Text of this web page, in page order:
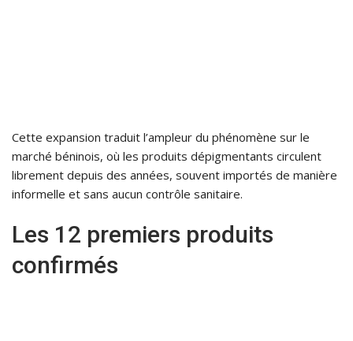
Cette expansion traduit l’ampleur du phénomène sur le
marché béninois, où les produits dépigmentants circulent
librement depuis des années, souvent importés de manière
informelle et sans aucun contrôle sanitaire.
Les 12 premiers produits
confirmés